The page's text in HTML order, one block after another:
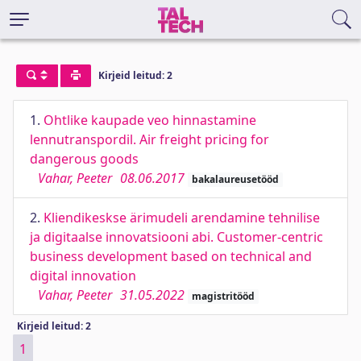
Kirjeid leitud: 2
1. Ohtlike kaupade veo hinnastamine
lennutranspordil. Air freight pricing for
dangerous goods
Vahar, Peeter 08.06.2017 bakalaureusetööd
2. Kliendikeskse ärimudeli arendamine tehnilise
ja digitaalse innovatsiooni abi. Customer-centric
business development based on technical and
digital innovation
Vahar, Peeter 31.05.2022 magistritööd
Kirjeid leitud: 2
1